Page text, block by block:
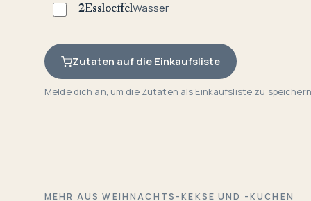
2EssloeffelWasser
Zutaten auf die Einkaufsliste
Melde dich an, um die Zutaten als Einkaufsliste zu
MEHR AUS WEIHNACHTS-KEKSE UND -KUCHEN